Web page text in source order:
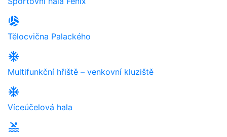
sports_volleyball
Tělocvična Palackého
ac_unit
Multifunkční hřiště – venkovní kluziště
ac_unit
Víceúčelová hala
pool